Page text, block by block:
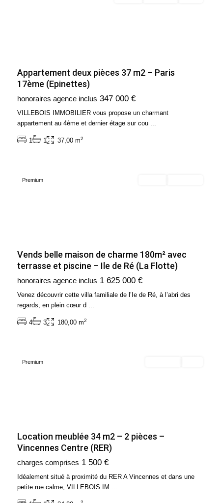
Appartement deux pièces 37 m2 – Paris
17ème (Epinettes)
honoraires agence inclus 347 000 €
VILLEBOIS IMMOBILIER vous propose un charmant
appartement au 4ème et dernier étage sur cou ...
1 1 37,00 m2
Premium
Vends belle maison de charme 180m² avec
terrasse et piscine – Ile de Ré (La Flotte)
honoraires agence inclus 1 625 000 €
Venez découvrir cette villa familiale de l’Ie de Ré, à l’abri des
regards, en plein cœur d ...
4 3 180,00 m2
Ile
de
France,
-
Premium
Location meublée 34 m2 – 2 pièces –
Vincennes Centre (RER)
charges comprises 1 500 €
Idéalement situé à proximité du RER A Vincennes et dans une
petite rue calme, VILLEBOIS IM ...
Ile
de
France,
Paris